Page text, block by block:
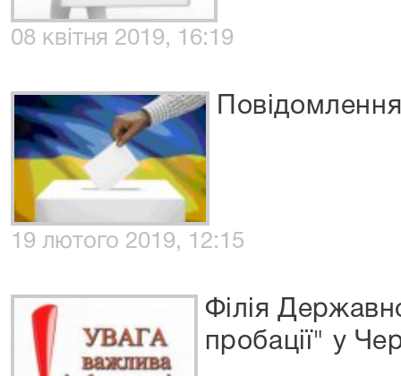
08 квітня 2019, 16:19
19 лютого 2019, 12:15
Філія
пробації" у